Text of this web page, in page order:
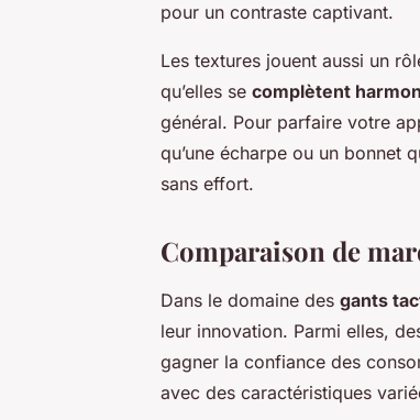
pour un contraste captivant.
Les textures jouent aussi un
qu’elles se complètent
général. Pour parfaire votre
qu’une écharpe ou un bonnet
sans effort.
Comparaison de
Dans le domaine des gants
leur innovation. Parmi elles,
gagner la confiance des
avec des caractéristiques